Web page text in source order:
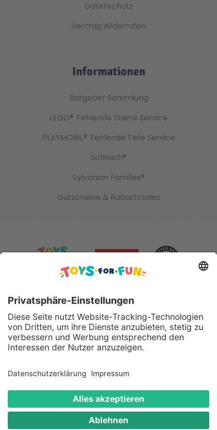
Datenschutz
Vertrag Widerrufen
Informationen
Ratgeber Sammlung
LEGO® Fehlende Steine Service
PLAYMOBIL® Fehlende Teile Service
Schleich®
Sylvanian Families®
Gutscheine & Rabattcodes
Sicher bezahlen mit:
Alle genannten Produkte und Logos sind eingetragene
Warenzeichen der jeweiligen Hersteller.
Copyright © 2008 - 2026 Toys for Fun GmbH - Alle
Rechte vorbehalten